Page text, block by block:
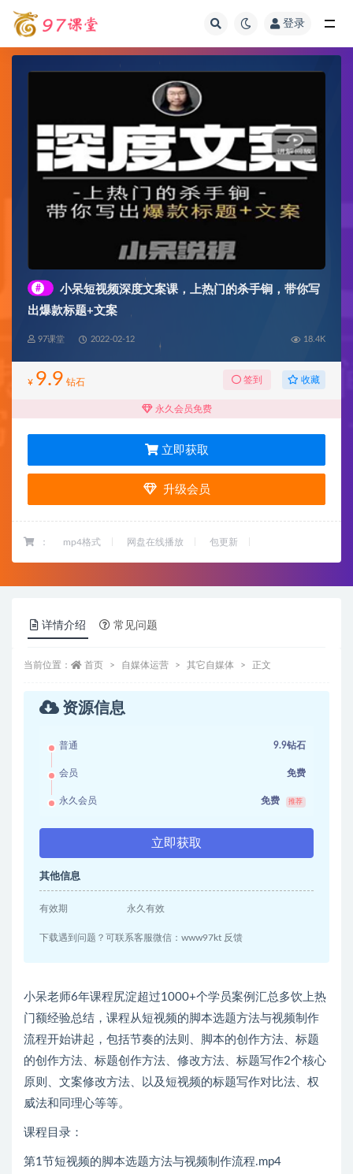
登录
#
小呆短视频深度文案课，上热门的杀手锏，带你写
出爆款标题+文案
97课堂 2022-02-12 18.4K
¥ 9.9 钻石 签到 收藏
永久会员免费
立即获取
升级会员
： mp4格式 网盘在线播放 包更新
详情介绍 常见问题
当前位置： 首页 自媒体运营 其它自媒体 正文
资源信息
普通 9.9钻石
会员 免费
永久会员 免费 推荐
立即获取
其他信息
有效期 永久有效
下载遇到问题？可联系客服微信：www97kt 反馈
小呆老师6年课程尻淀超过1000+个学员案例汇总多饮上热
门额经验总结，课程从短视频的脚本选题方法与视频制作
流程开始讲起，包括节奏的法则、脚本的创作方法、标题
的创作方法、标题创作方法、修改方法、标题写作2个核心
原则、文案修改方法、以及短视频的标题写作对比法、权
威法和同理心等等。
课程目录：
第1节短视频的脚本选题方法与视频制作流程.mp4